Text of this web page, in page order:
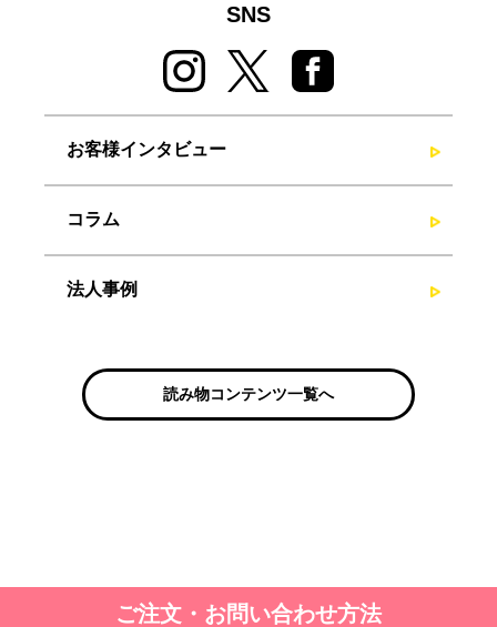
SNS
お客様インタビュー
コラム
法人事例
読み物コンテンツ一覧へ
ご注文・お問い合わせ方法